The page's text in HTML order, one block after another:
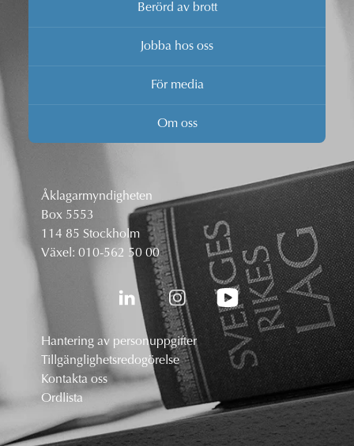
Berörd av brott
Jobba hos oss
För media
Om oss
Åklagarmyndigheten
Box 5553
114 85 Stockholm
Växel: 010-562 50 00
Hantering av personuppgifter
Tillgänglighetsredogörelse
Kontakta oss
Ordlista